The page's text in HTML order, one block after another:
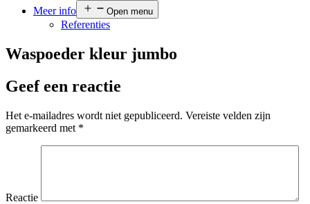
Meer info
Open menu
Referenties
Waspoeder kleur jumbo
Geef een reactie
Het e-mailadres wordt niet gepubliceerd. Vereiste velden zijn
gemarkeerd met *
Reactie